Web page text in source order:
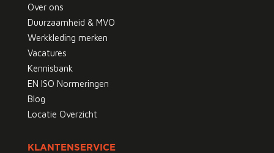
Over ons
Duurzaamheid & MVO
Werkkleding merken
Vacatures
Kennisbank
EN ISO Normeringen
Blog
Locatie Overzicht
KLANTENSERVICE